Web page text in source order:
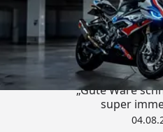
Trusted
„Gute Ware
super